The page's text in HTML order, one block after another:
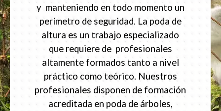
y manteniendo en todo momento un
perímetro de seguridad. La poda de
altura es un trabajo especializado
que requiere de profesionales
altamente formados tanto a nivel
práctico como teórico. Nuestros
profesionales disponen de formación
acreditada en poda de árboles,